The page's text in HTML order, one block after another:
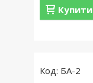
Купити
БА-2